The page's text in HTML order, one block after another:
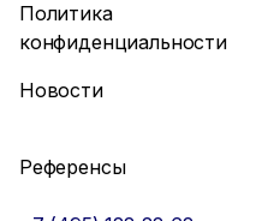
Политика
конфиденциальности
Новости
Референсы